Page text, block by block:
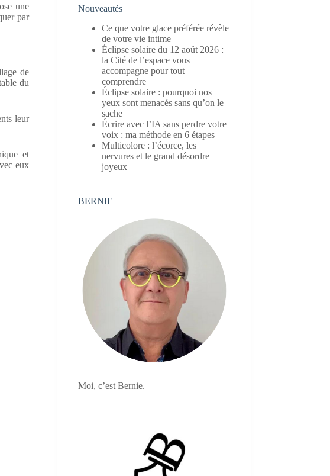
une
par
de
du
leur
et
eux
Nouveautés
Ce que votre glace préférée révèle
de votre vie intime
Éclipse solaire du 12 août 2026 :
la Cité de l’espace vous
accompagne pour tout
comprendre
Éclipse solaire : pourquoi nos
yeux sont menacés sans qu’on le
sache
Écrire avec l’IA sans perdre votre
voix : ma méthode en 6 étapes
Multicolore : l’écorce, les
nervures et le grand désordre
joyeux
BERNIE
Moi, c’est Bernie.